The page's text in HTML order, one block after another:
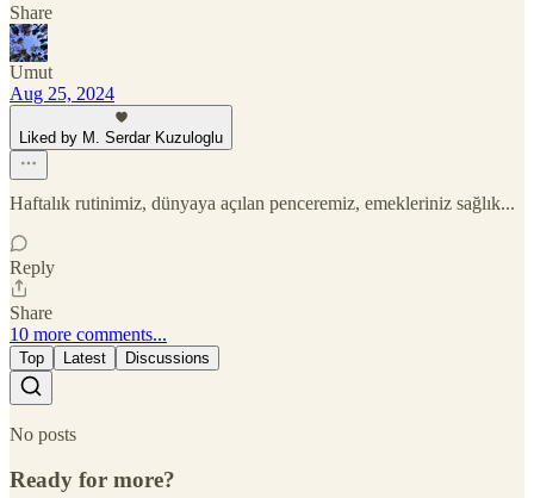
Share
Umut
Aug 25, 2024
Liked by M. Serdar Kuzuloglu
Haftalık rutinimiz, dünyaya açılan penceremiz, emekleriniz sağlık...
Reply
Share
10 more comments...
Top Latest Discussions
No posts
Ready for more?